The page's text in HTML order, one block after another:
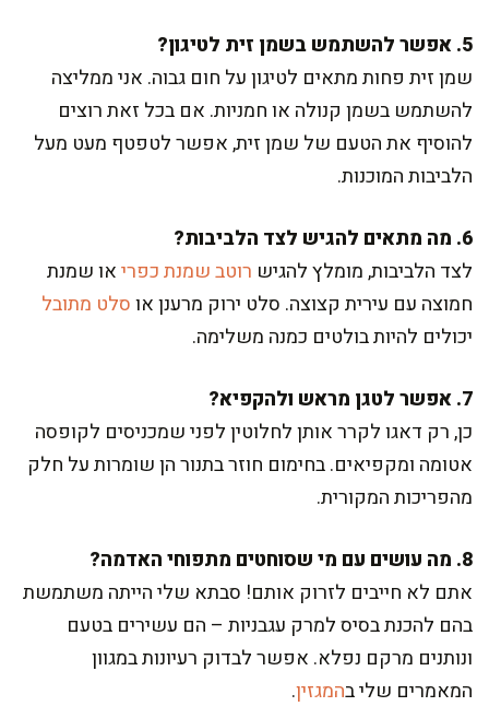
5. אפשר להשתמש בשמן זית לטיגון?
שמן זית פחות מתאים לטיגון על חום גבוה. אני ממליצה
להשתמש בשמן קנולה או חמניות. אם בכל זאת רוצים
להוסיף את הטעם של שמן זית, אפשר לטפטף מעט מעל
הלביבות המוכנות.
6. מה מתאים להגיש לצד הלביבות?
לצד הלביבות, מומלץ להגיש רוטב שמנת כפריאו שמנת
חמוצה עם עירית קצוצה. סלט ירוק מרענן אוסלט מתובל
יכולים להיות בולטים כמנה משלימה.
7. אפשר לטגן מראש ולהקפיא?
כן, רק דאגו לקרר אותן לחלוטין לפני שמכניסים לקופסה
אטומה ומקפיאים. בחימום חוזר בתנור הן שומרות על חלק
מהפריכות המקורית.
8. מה עושים עם מי שסוחטים מתפוחי האדמה?
אתם לא חייבים לזרוק אותם! סבתא שלי הייתה משתמשת
בהם להכנת בסיס למרק עגבניות – הם עשירים בטעם
ונותנים מרקם נפלא. אפשר לבדוק רעיונות במגוון
המאמרים שלי בהמגזין.